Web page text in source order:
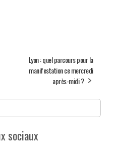
Lyon : quel parcours pour la
manifestation ce mercredi
après-midi ?
sociaux